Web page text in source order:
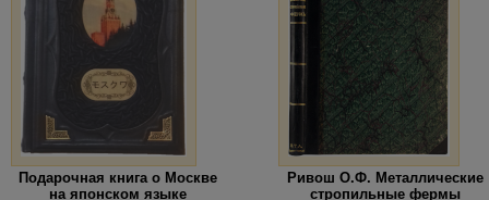
Подарочная книга о Москве
на японском языке
Ривош О.Ф. Металлические
стропильные фермы